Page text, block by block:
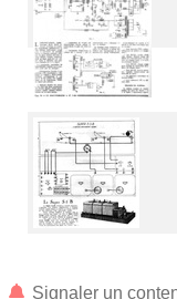
Signaler un